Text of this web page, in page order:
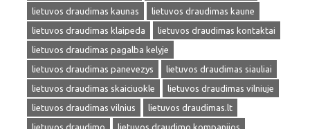
lietuvos draudimas kaunas
lietuvos draudimas kaune
lietuvos draudimas klaipeda
lietuvos draudimas kontaktai
lietuvos draudimas pagalba kelyje
lietuvos draudimas panevezys
lietuvos draudimas siauliai
lietuvos draudimas skaiciuokle
lietuvos draudimas vilniuje
lietuvos draudimas vilnius
lietuvos draudimas.lt
lietuvos draudimo
lietuvos draudimo kompanijos